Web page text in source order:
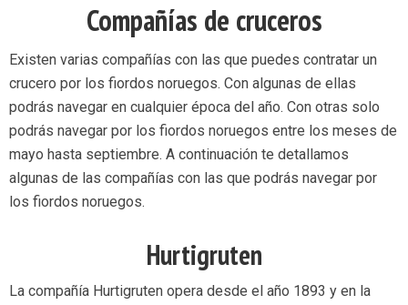
Compañías de cruceros
Existen varias compañías con las que puedes contratar un
crucero por los fiordos noruegos. Con algunas de ellas
podrás navegar en cualquier época del año. Con otras solo
podrás navegar por los fiordos noruegos entre los meses de
mayo hasta septiembre. A continuación te detallamos
algunas de las compañías con las que podrás navegar por
los fiordos noruegos.
Hurtigruten
La compañía Hurtigruten opera desde el año 1893 y en la